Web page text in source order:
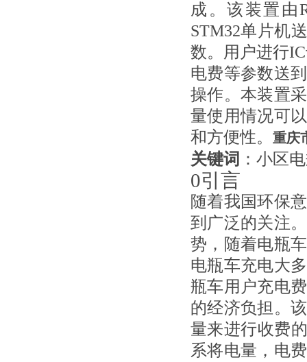
成。该装置由
STM32单片机
数。用户进行
电费等参数送
操作。本装置
量使用情况可
和方便性。 重庆
关键词 ：小区
0引言
随着我国环保
到广泛的关注
势，随着电瓶
电瓶车充电大
瓶车用户充电
的经济负担。
量来进行收费
系将电量，电